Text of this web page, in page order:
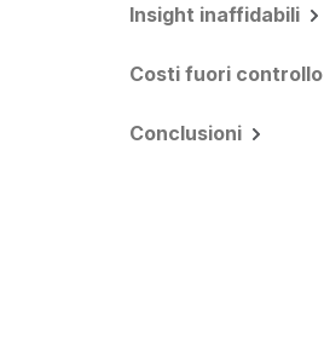
Insight inaffidabili
Costi fuori controllo
Conclusioni